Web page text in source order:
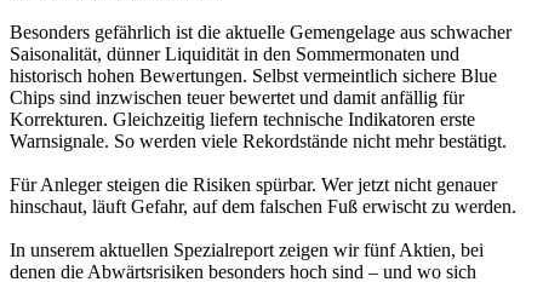
Besonders gefährlich ist die aktuelle Gemengelage aus schwacher
Saisonalität, dünner Liquidität in den Sommermonaten und
historisch hohen Bewertungen. Selbst vermeintlich sichere Blue
Chips sind inzwischen teuer bewertet und damit anfällig für
Korrekturen. Gleichzeitig liefern technische Indikatoren erste
Warnsignale. So werden viele Rekordstände nicht mehr bestätigt.
Für Anleger steigen die Risiken spürbar. Wer jetzt nicht genauer
hinschaut, läuft Gefahr, auf dem falschen Fuß erwischt zu werden.
In unserem aktuellen Spezialreport zeigen wir fünf Aktien, bei
denen die Abwärtsrisiken besonders hoch sind – und wo sich